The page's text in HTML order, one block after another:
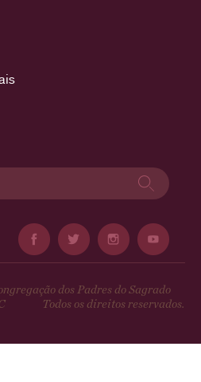
dos Padres do Sagrado
Todos os direitos reservados.